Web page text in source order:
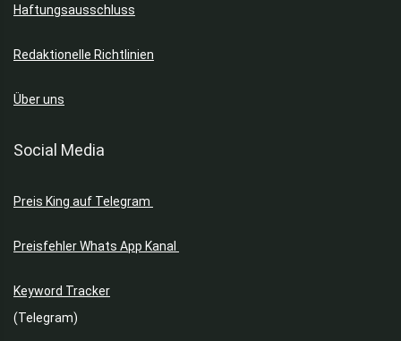
Haftungsausschluss
Redaktionelle Richtlinien
Über uns
Social Media
Preis King auf Telegram
Preisfehler Whats App Kanal
Keyword Tracker
(Telegram)